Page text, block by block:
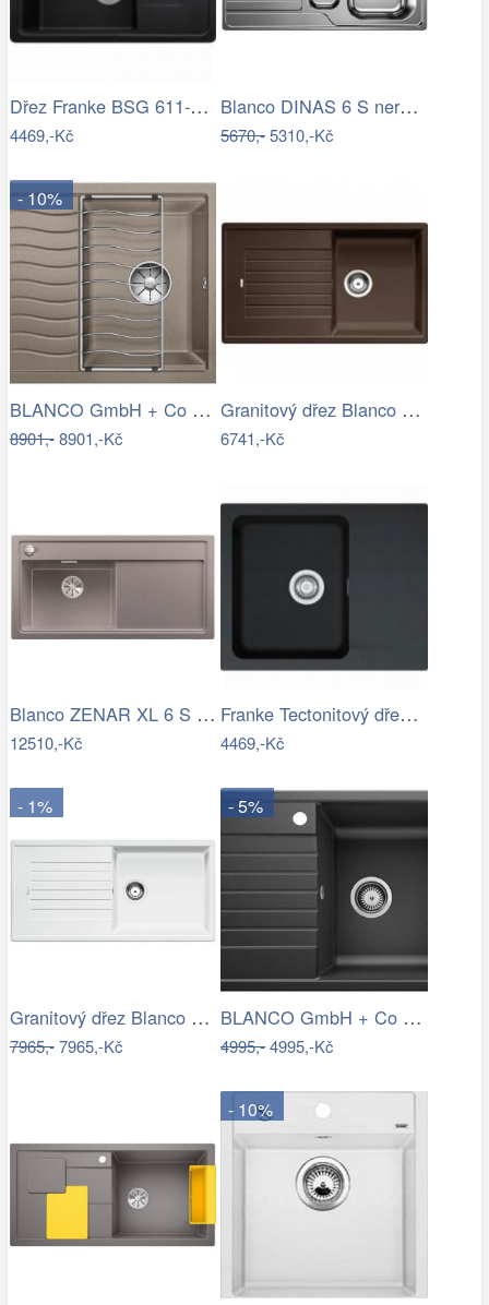
Dřez Franke BSG 611-62 onyx 114.0395.129
4469,-Kč
Blanco DINAS 6 S nerez kartáčovaný bez…
5670,-5310,-Kč
- 10%
BLANCO GmbH + Co KG Granitový dřez…
8901,-8901,-Kč
Granitový dřez Blanco ZIA 5 S káva…
6741,-Kč
Blanco ZENAR XL 6 S InFino Silgranit…
12510,-Kč
Franke Tectonitový dřez OID 611-62,…
4469,-Kč
- 1%
Granitový dřez Blanco ZIA XL 6 S bílá…
7965,-7965,-Kč
- 5%
BLANCO GmbH + Co KG Granitový dřez…
4995,-4995,-Kč
- 10%